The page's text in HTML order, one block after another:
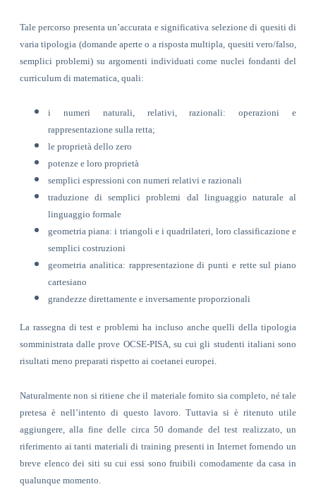
Tale percorso presenta un’accurata e significativa selezione di quesiti di
varia tipologia (domande aperte o a risposta multipla, quesiti vero/falso,
semplici problemi) su argomenti individuati come nuclei fondanti del
curriculum di matematica, quali:
i numeri naturali, relativi, razionali: operazioni e
rappresentazione sulla retta;
le proprietà dello zero
potenze e loro proprietà
semplici espressioni con numeri relativi e razionali
traduzione di semplici problemi dal linguaggio naturale al
linguaggio formale
geometria piana: i triangoli e i quadrilateri, loro classificazione e
semplici costruzioni
geometria analitica: rappresentazione di punti e rette sul piano
cartesiano
grandezze direttamente e inversamente proporzionali
La rassegna di test e problemi ha incluso anche quelli della tipologia
somministrata dalle prove OCSE-PISA, su cui gli studenti italiani sono
risultati meno preparati rispetto ai coetanei europei.
Naturalmente non si ritiene che il materiale fornito sia completo, né tale
pretesa è nell’intento di questo lavoro. Tuttavia si è ritenuto utile
aggiungere, alla fine delle circa 50 domande del test realizzato, un
riferimento ai tanti materiali di training presenti in Internet fornendo un
breve elenco dei siti su cui essi sono fruibili comodamente da casa in
qualunque momento.